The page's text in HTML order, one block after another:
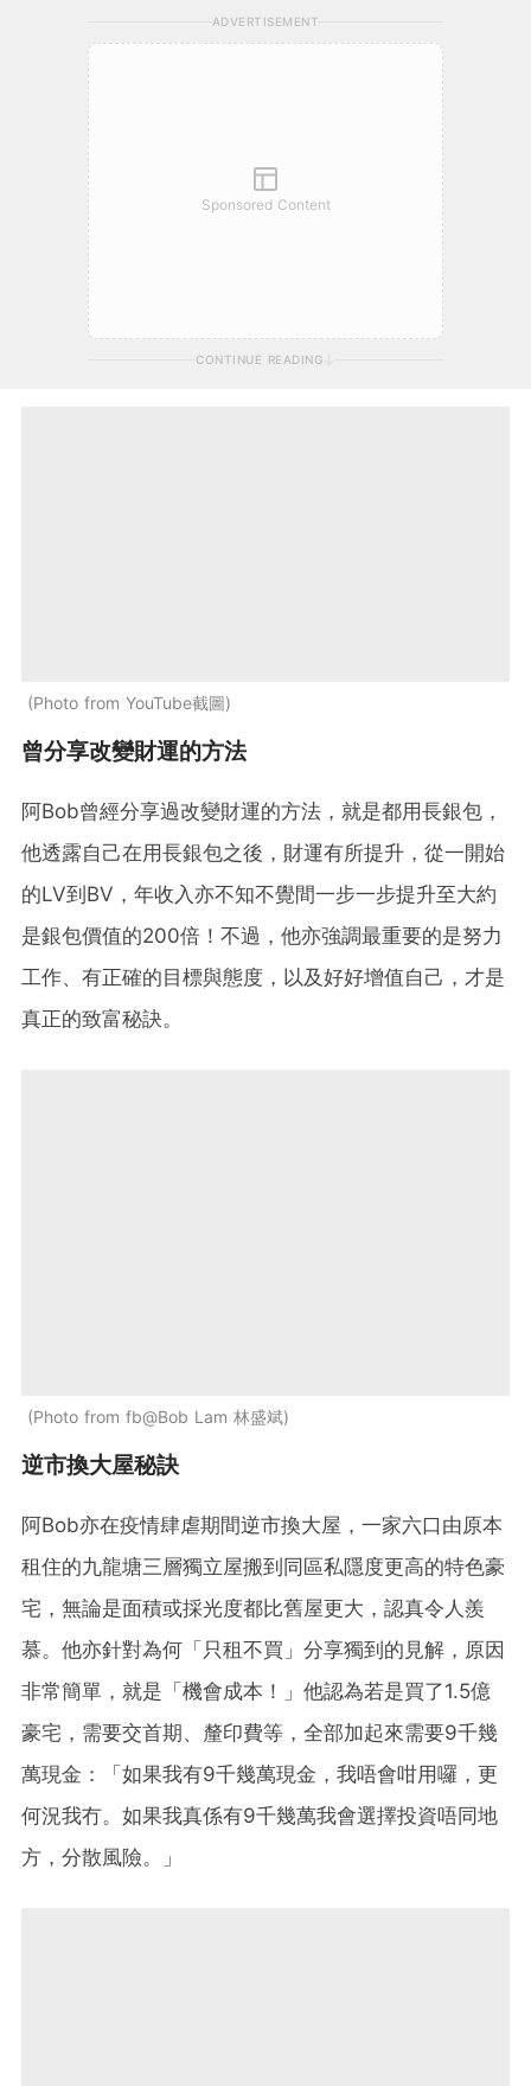
ADVERTISEMENT
Sponsored Content
CONTINUE READING
Photo from YouTube截圖
曾分享改變財運的方法
阿Bob曾經分享過改變財運的方法，就是都用長銀包，
他透露自己在用長銀包之後，財運有所提升，從一開始
的LV到BV，年收入亦不知不覺間一步一步提升至大約
是銀包價值的200倍！不過，他亦強調最重要的是努力
工作、有正確的目標與態度，以及好好增值自己，才是
真正的致富秘訣。
Photo from fb@Bob Lam 林盛斌
逆市換大屋秘訣
阿Bob亦在疫情肆虐期間逆市換大屋，一家六口由原本
租住的九龍塘三層獨立屋搬到同區私隱度更高的特色豪
宅，無論是面積或採光度都比舊屋更大，認真令人羨
慕。他亦針對為何「只租不買」分享獨到的見解，原因
非常簡單，就是「機會成本！」他認為若是買了1.5億
豪宅，需要交首期、釐印費等，全部加起來需要9千幾
萬現金：「如果我有9千幾萬現金，我唔會咁用囉，更
何況我冇。如果我真係有9千幾萬我會選擇投資唔同地
方，分散風險。」